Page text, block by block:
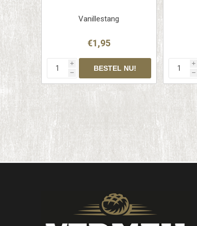
Vanillestang
€1,95
i
h
i
h